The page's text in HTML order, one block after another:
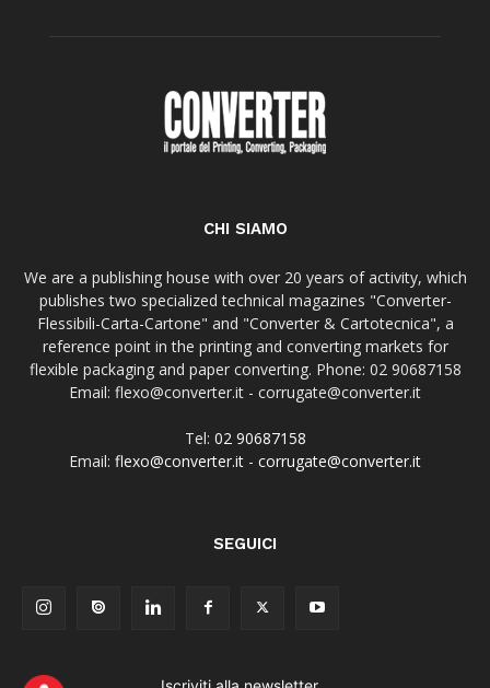
CHI SIAMO
We are a publishing house with over 20 years of activity, which
publishes two specialized technical magazines "Converter-
Flessibili-Carta-Cartone" and "Converter & Cartotecnica", a
reference point in the printing and converting markets for
flexible packaging and paper converting. Phone: 02 90687158
Email: flexo@converter.it - corrugate@converter.it
Tel: 02 90687158
Email: flexo@converter.it - corrugate@converter.it
SEGUICI